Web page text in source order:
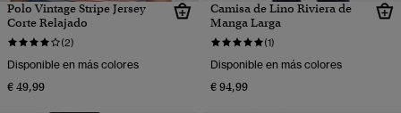
Polo Vintage Stripe Jersey
Corte Relajado
(2)
Disponible en más colores
€ 49,99
Camisa de Lino Riviera de
Manga Larga
(1)
Disponible en más colores
€ 94,99